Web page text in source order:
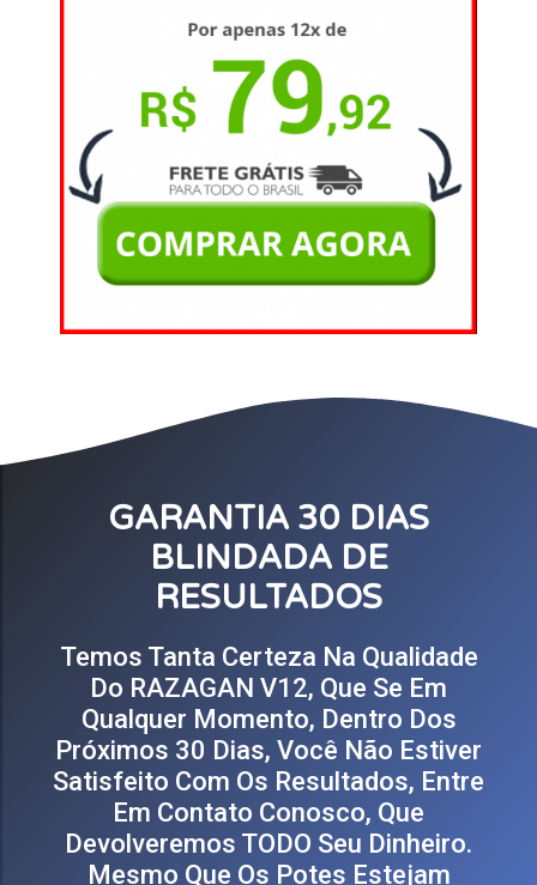
GARANTIA 30 DIAS
BLINDADA DE
RESULTADOS
Temos Tanta Certeza Na Qualidade
Do RAZAGAN V12, Que Se Em
Qualquer Momento, Dentro Dos
Próximos 30 Dias, Você Não Estiver
Satisfeito Com Os Resultados, Entre
Em Contato Conosco, Que
Devolveremos TODO Seu Dinheiro.
Mesmo Que Os Potes Estejam